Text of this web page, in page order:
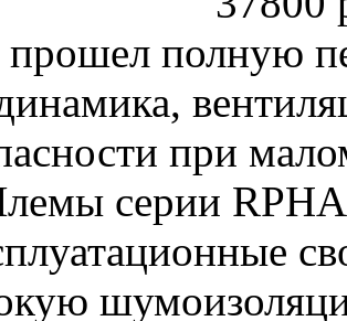
полную
при
серии